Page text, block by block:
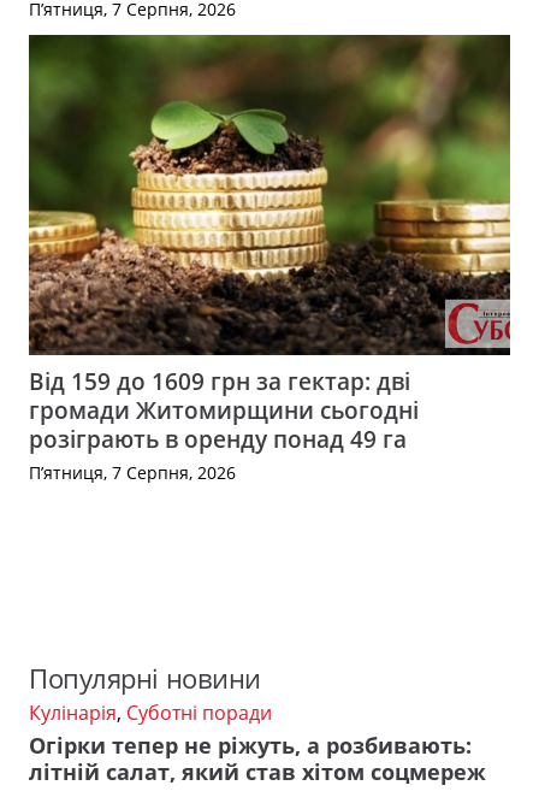
П’ятниця, 7 Серпня, 2026
Від 159 до 1609 грн за гектар: дві
громади Житомирщини сьогодні
розіграють в оренду понад 49 га
П’ятниця, 7 Серпня, 2026
Популярні новини
Кулінарія, Суботні поради
Огірки тепер не ріжуть, а розбивають:
літній салат, який став хітом соцмереж